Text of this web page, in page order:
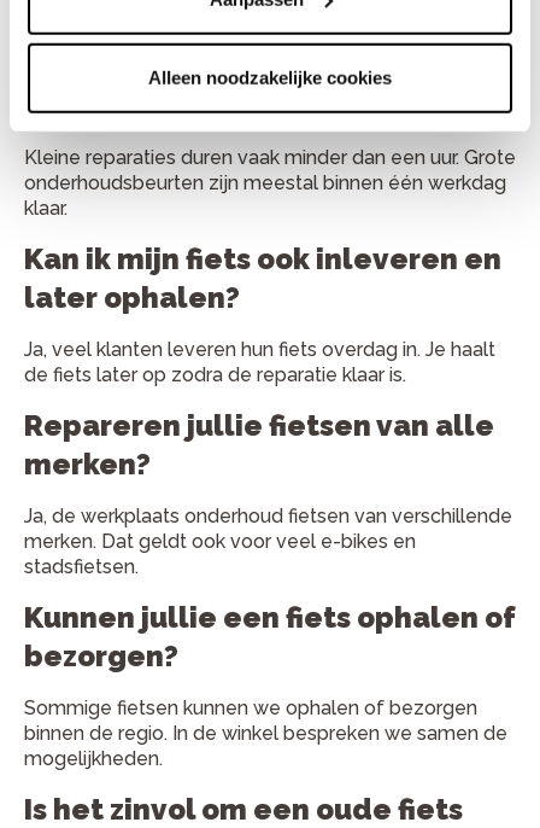
Alleen noodzakelijke cookies
Veelgestelde vragen
Hoe lang duurt een fietsreparatie
gemiddeld?
Kleine reparaties duren vaak minder dan een uur. Grote
onderhoudsbeurten zijn meestal binnen één werkdag
klaar.
Kan ik mijn fiets ook inleveren en
later ophalen?
Ja, veel klanten leveren hun fiets overdag in. Je haalt
de fiets later op zodra de reparatie klaar is.
Repareren jullie fietsen van alle
merken?
Ja, de werkplaats onderhoud fietsen van verschillende
merken. Dat geldt ook voor veel e-bikes en
stadsfietsen.
Kunnen jullie een fiets ophalen of
bezorgen?
Sommige fietsen kunnen we ophalen of bezorgen
binnen de regio. In de winkel bespreken we samen de
mogelijkheden.
Is het zinvol om een oude fiets